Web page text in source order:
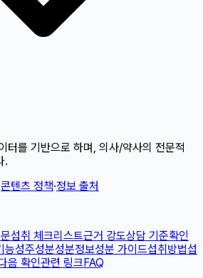
터를 기반으로 하며, 의사/약사의 전문적
.
콘텐츠 정책·정보 출처
섭취 체크리스트근거 강도상담 기준확인
능성주성분성분정보성분 가이드섭취방법섭
음 확인관련 링크FAQ